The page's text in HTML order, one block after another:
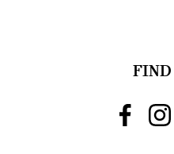
FIND